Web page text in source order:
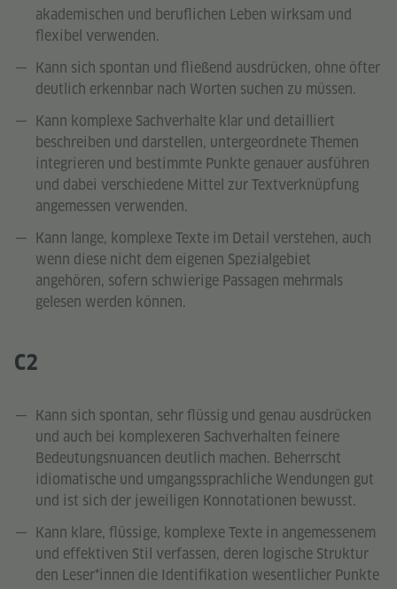
akademischen und beruflichen Leben wirksam und
flexibel verwenden.
Kann sich spontan und fließend ausdrücken, ohne öfter
deutlich erkennbar nach Worten suchen zu müssen.
Kann komplexe Sachverhalte klar und detailliert
beschreiben und darstellen, untergeordnete Themen
integrieren und bestimmte Punkte genauer ausführen
und dabei verschiedene Mittel zur Textverknüpfung
angemessen verwenden.
Kann lange, komplexe Texte im Detail verstehen, auch
wenn diese nicht dem eigenen Spezialgebiet
angehören, sofern schwierige Passagen mehrmals
gelesen werden können.
C2
Kann sich spontan, sehr flüssig und genau ausdrücken
und auch bei komplexeren Sachverhalten feinere
Bedeutungsnuancen deutlich machen. Beherrscht
idiomatische und umgangssprachliche Wendungen gut
und ist sich der jeweiligen Konnotationen bewusst.
Kann klare, flüssige, komplexe Texte in angemessenem
und effektiven Stil verfassen, deren logische Struktur
den Leser*innen die Identifikation wesentlicher Punkte